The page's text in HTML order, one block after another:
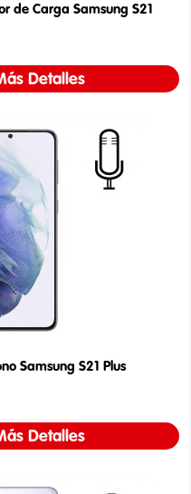
de Carga Samsung S21
Detalles
Samsung S21 Plus
Detalles